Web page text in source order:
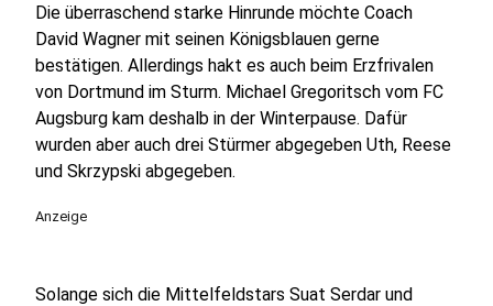
Die überraschend starke Hinrunde möchte Coach
David Wagner mit seinen Königsblauen gerne
bestätigen. Allerdings hakt es auch beim Erzfrivalen
von Dortmund im Sturm. Michael Gregoritsch vom FC
Augsburg kam deshalb in der Winterpause. Dafür
wurden aber auch drei Stürmer abgegeben Uth, Reese
und Skrzypski abgegeben.
Anzeige
Solange sich die Mittelfeldstars Suat Serdar und